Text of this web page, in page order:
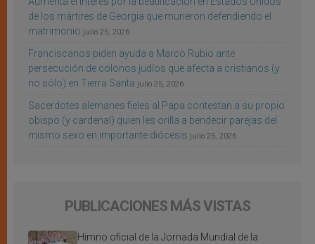
de los mártires de Georgia que murieron defendiendo el
matrimonio julio 25, 2026
Franciscanos piden ayuda a Marco Rubio ante
persecución de colonos judíos que afecta a cristianos (y
no sólo) en Tierra Santa julio 25, 2026
Sacerdotes alemanes fieles al Papa contestan a su propio
obispo (y cardenal) quien les orilla a bendecir parejas del
mismo sexo en importante diócesis julio 25, 2026
PUBLICACIONES MÁS VISTAS
Himno oficial de la Jornada Mundial de la